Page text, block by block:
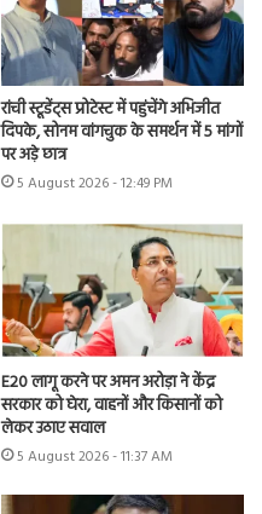
रांची स्टूडेंट्स प्रोटेस्ट में पहुंचेंगे अभिजीत
दिपके, सोनम वांगचुक के समर्थन में 5 मांगों
पर अड़े छात्र
5 August 2026 - 12:49 PM
E20 लागू करने पर अमन अरोड़ा ने केंद्र
सरकार को घेरा, वाहनों और किसानों को
लेकर उठाए सवाल
5 August 2026 - 11:37 AM